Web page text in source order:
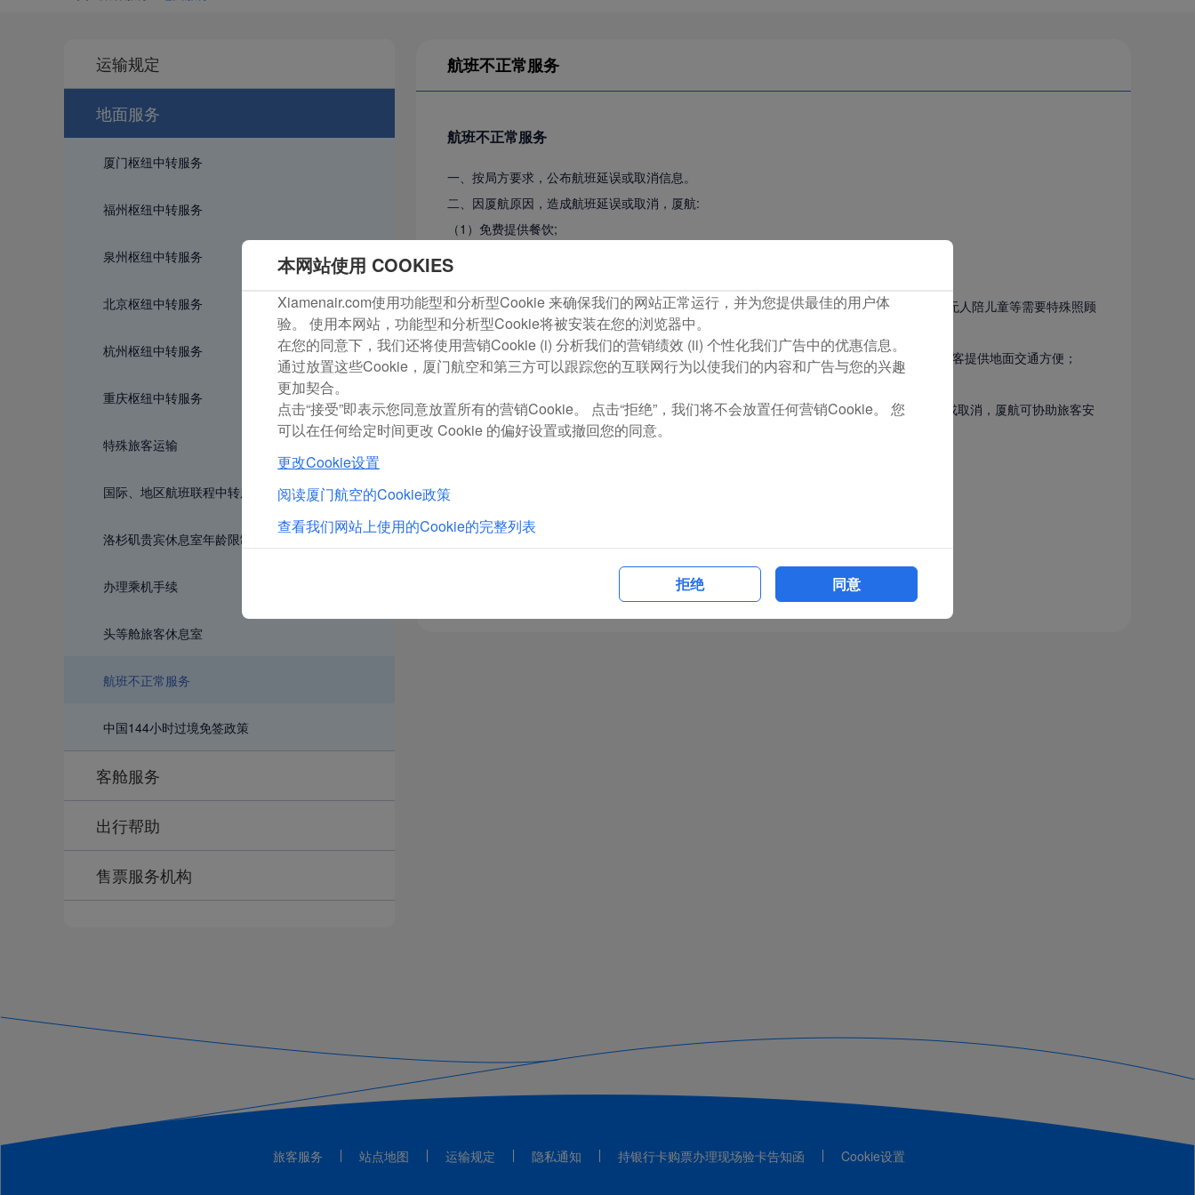
运输规定
地面服务
厦门枢纽中转服务
福州枢纽中转服务
泉州枢纽中转服务
北京枢纽中转服务
杭州枢纽中转服务
重庆枢纽中转服务
特殊旅客运输
国际、地区航班联程中转服务产品
洛杉矶贵宾休息室年龄限制提示
办理乘机手续
头等舱旅客休息室
航班不正常服务
中国144小时过境免签政策
客舱服务
出行帮助
售票服务机构
航班不正常服务
航班不正常服务
一、按局方要求，公布航班延误或取消信息。
二、因厦航原因，造成航班延误或取消，厦航:
（1）免费提供餐饮;
（4）出港航班延误3小时以上，免费向旅客提供膳宿服务，老弱病残、孕妇、抱小孩旅客、无人陪儿童等需要特殊照顾
的旅客优先保障；
（5）延误航班在目的地机场当日飞行结束后抵达或当地机场已无至市区交通工具，视情为旅客提供地面交通方便；
三、由于天气、突发事件、空中交通管制、安检和旅客等非厦航原因，在始发站造成的延误或取消，厦航可协助旅客安
排膳宿，费用由旅客自理。
延误证明
旅客有需要时，可通过候机室现场、厦航直销机构或厦航官网开具航班不正常证明。
旅客服务 站点地图 运输规定 隐私通知 持银行卡购票办理现场验卡告知函 Cookie设置
本网站使用 COOKIES
Xiamenair.com使用功能型和分析型Cookie 来确保我们的网站正常运行，并为您提供最佳的用户体
验。 使用本网站，功能型和分析型Cookie将被安装在您的浏览器中。
在您的同意下，我们还将使用营销Cookie (i) 分析我们的营销绩效 (ii) 个性化我们广告中的优惠信息。
通过放置这些Cookie，厦门航空和第三方可以跟踪您的互联网行为以使我们的内容和广告与您的兴趣
更加契合。
点击“接受”即表示您同意放置所有的营销Cookie。 点击“拒绝”，我们将不会放置任何营销Cookie。 您
可以在任何给定时间更改 Cookie 的偏好设置或撤回您的同意。
更改Cookie设置
阅读厦门航空的Cookie政策
查看我们网站上使用的Cookie的完整列表
拒绝 同意